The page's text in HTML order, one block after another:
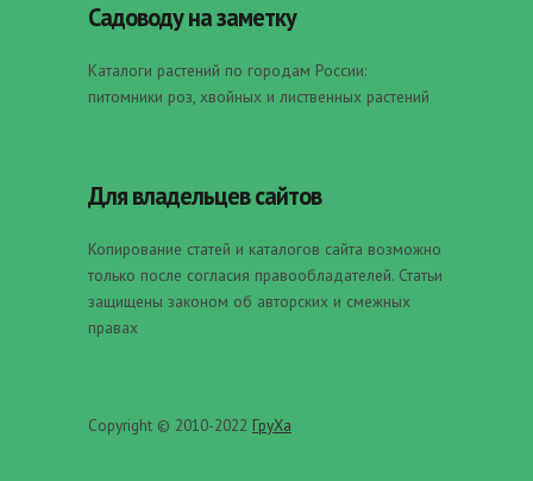
Садоводу на заметку
Каталоги растений по городам России:
питомники роз, хвойных и лиственных растений
Для владельцев сайтов
Копирование статей и каталогов сайта возможно
только после согласия правообладателей. Статьи
защищены законом об авторских и смежных
правах
Copyright © 2010-2022 ГруХа